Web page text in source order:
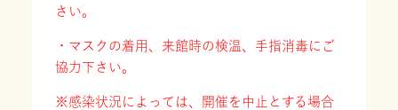
さい。
・マスクの着用、来館時の検温、手指消毒にご
協力下さい。
※感染状況によっては、開催を中止とする場合